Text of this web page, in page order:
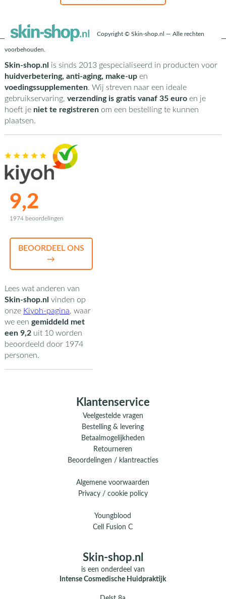
Copyright © Skin-shop.nl — Alle rechten
voorbehouden.
Skin-shop.nl is sinds 2013 gespecialiseerd in producten voor
huidverbetering, anti-aging, make-upen
voedingssupplementen. Wij streven naar een ideale
gebruikservaring, verzending is gratis vanaf 35 euroen je
hoeft je niet te registrerenom een bestelling te kunnen
plaatsen.
9,2
1974 beoordelingen
BEOORDEEL ONS
→
Lees wat anderen van
Skin-shop.nl vinden op
onze Kiyoh-pagina, waar
we een gemiddeld met
een 9,2uit 10worden
beoordeeld door 1974
personen.
Klantenservice
Veelgestelde vragen
Bestelling & levering
Betaalmogelijkheden
Retourneren
Beoordelingen / klantreacties
Algemene voorwaarden
Privacy / cookie policy
Youngblood
Cell Fusion C
Skin-shop.nl
is een onderdeel van
Intense Cosmedische Huidpraktijk